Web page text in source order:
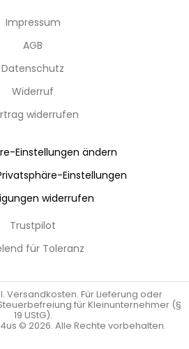
Impressum
AGB
Datenschutz
Widerruf
widerrufen
Einstellungen ändern
Einstellungen
widerrufen
Trustpilot
für Toleranz
Versandkosten. Für Lieferung oder
für Kleinunternehmer (§
19 UStG).
© 2026. Alle Rechte vorbehalten.